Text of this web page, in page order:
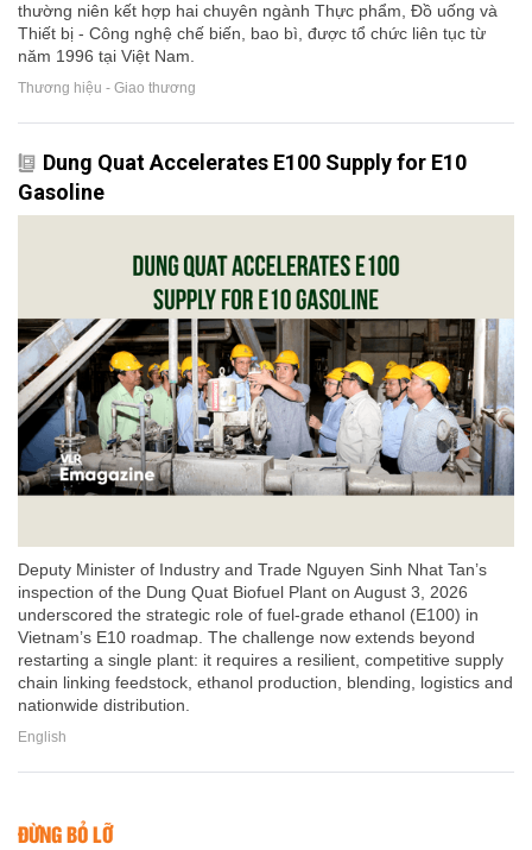
thường niên kết hợp hai chuyên ngành Thực phẩm, Đồ uống và
Thiết bị - Công nghệ chế biến, bao bì, được tổ chức liên tục từ
năm 1996 tại Việt Nam.
Thương hiệu - Giao thương
Dung Quat Accelerates E100 Supply for E10
Gasoline
Deputy Minister of Industry and Trade Nguyen Sinh Nhat Tan’s
inspection of the Dung Quat Biofuel Plant on August 3, 2026
underscored the strategic role of fuel-grade ethanol (E100) in
Vietnam’s E10 roadmap. The challenge now extends beyond
restarting a single plant: it requires a resilient, competitive supply
chain linking feedstock, ethanol production, blending, logistics and
nationwide distribution.
English
ĐỪNG BỎ LỠ